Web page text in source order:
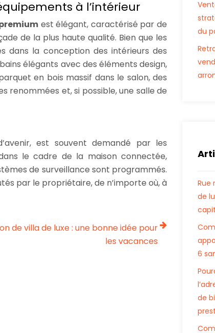
à l’intérieur
est élégant, caractérisé par de
de la plus haute qualité. Bien que les
dans la conception des intérieurs des
élégants avec des éléments design,
en bois massif dans le salon, des
renommées et, si possible, une salle de
est souvent demandé par les
le cadre de la maison connectée,
de surveillance sont programmés.
par le propriétaire, de n’importe où, à
de villa de luxe : une bonne idée pour
les vacances
du
Rue
de
6
de